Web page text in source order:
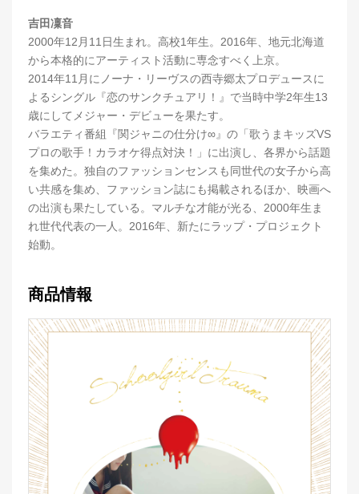
吉田凜音
2000年12月11日生まれ。高校1年生。2016年、地元北海道
から本格的にアーティスト活動に専念すべく上京。
2014年11月にノーナ・リーヴスの西寺郷太プロデュースに
よるシングル『恋のサンクチュアリ！』で当時中学2年生13
歳にしてメジャー・デビューを果たす。
バラエティ番組『関ジャニの仕分け∞』の「歌うまキッズVS
プロの歌手！カラオケ得点対決！」に出演し、各界から話題
を集めた。独自のファッションセンスも同世代の女子から高
い共感を集め、ファッション誌にも掲載されるほか、映画へ
の出演も果たしている。マルチな才能が光る、2000年生ま
れ世代代表の一人。2016年、新たにラップ・プロジェクト
始動。
商品情報